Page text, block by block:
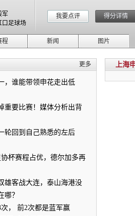
军
口足球场
我要点评 得分详情
程 新闻 图片
更多
，谁能带领申花走出低
重要比赛！媒体分析出背
轮回到自己熟悉的左后
杯赛程占优，德尔加多再
雄客战大连，泰山海港没
哪？
， 前2次都是蓝军赢
上海